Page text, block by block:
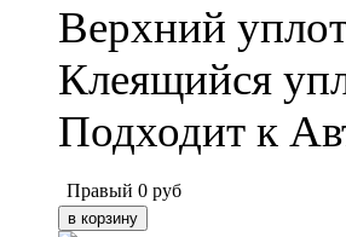
Верхний
Клеящийся
Подходит к
Правый 0 руб